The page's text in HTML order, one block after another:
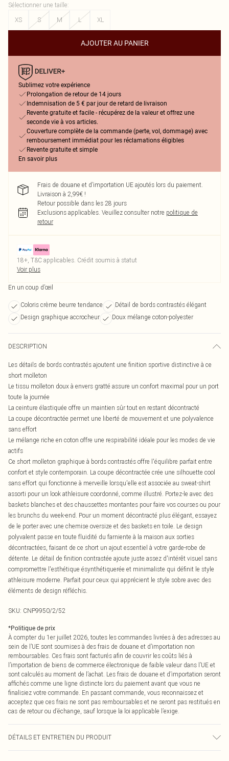
Sélectionner une taille:
XS
S M L XL
AJOUTER AU PANIER
Sublimez votre expérience
Prolongation de retour de 14 jours
Indemnisation de 5 € par jour de retard de livraison
Revente gratuite et facile - récupérez de la valeur et offrez une
seconde vie à vos articles.
Couverture complète de la commande (perte, vol, dommage) avec
remboursement immédiat pour les réclamations éligibles
Revente gratuite et simple
En savoir plus
Frais de douane et d’importation UE ajoutés lors du paiement.
Livraison à 2,99€ !
Retour possible dans les 28 jours
Exclusions applicables. Veuillez consulter notre politique de
retour
18+, T&C applicables. Crédit soumis à statut
Voir plus
En un coup d’œil
Coloris crème beurre tendance
Détail de bords contrastés élégant
Design graphique accrocheur
Doux mélange coton-polyester
DESCRIPTION
Les détails de bords contrastés ajoutent une finition sportive distinctive à ce
short molleton
Le tissu molleton doux à envers gratté assure un confort maximal pour un port
toute la journée
La ceinture élastiquée offre un maintien sûr tout en restant décontracté
La coupe décontractée permet une liberté de mouvement et une polyvalence
sans effort
Le mélange riche en coton offre une respirabilité idéale pour les modes de vie
actifs
Ce short molleton graphique à bords contrastés offre l'équilibre parfait entre
confort et style contemporain. La coupe décontractée crée une silhouette cool
sans effort qui fonctionne à merveille lorsqu'elle est associée au sweat-shirt
assorti pour un look athleisure coordonné, comme illustré. Portez-le avec des
baskets blanches et des chaussettes montantes pour faire vos courses ou pour
les brunchs du week-end. Pour un moment décontracté plus élégant, essayez
de le porter avec une chemise oversize et des baskets en toile. Le design
polyvalent passe en toute fluidité du farniente à la maison aux sorties
décontractées, faisant de ce short un ajout essentiel à votre garde-robe de
détente. Le détail de finition contrastée ajoute juste assez d'intérêt visuel sans
compromettre l'esthétique ésynthétiquerée et minimaliste qui définit le style
athleisure moderne. Parfait pour ceux qui apprécient le style sobre avec des
éléments de design réfléchis.
SKU: CNP9950/2/52
*Politique de prix
À compter du 1er juillet 2026, toutes les commandes livrées à des adresses au
sein de l’UE sont soumises à des frais de douane et d’importation non
remboursables. Ces frais sont facturés afin de couvrir les coûts liés à
l’importation de biens de commerce électronique de faible valeur dans l’UE et
sont calculés au moment de l’achat. Les frais de douane et d’importation seront
affichés comme une ligne distincte lors du paiement avant que vous ne
finalisiez votre commande. En passant commande, vous reconnaissez et
acceptez que ces frais ne sont pas remboursables et ne seront pas restitués en
cas de retour ou d’échange, sauf lorsque la loi applicable l’exige.
DÉTAILS ET ENTRETIEN DU PRODUIT